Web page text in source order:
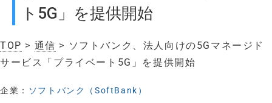
ト5G」を提供開始
TOP > 通信 > ソフトバンク、法人向けの5Gマネージド
サービス「プライベート5G」を提供開始
企業： ソフトバンク（SoftBank）